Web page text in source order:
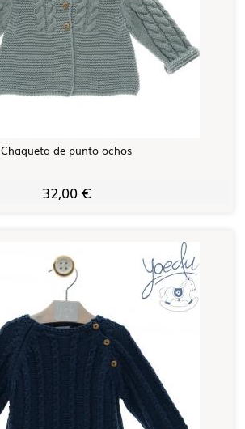
Chaqueta de punto ochos
32,00 €